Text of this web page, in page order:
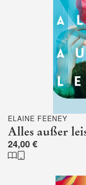
ELAINE FEENEY
Alles außer
24,00 €